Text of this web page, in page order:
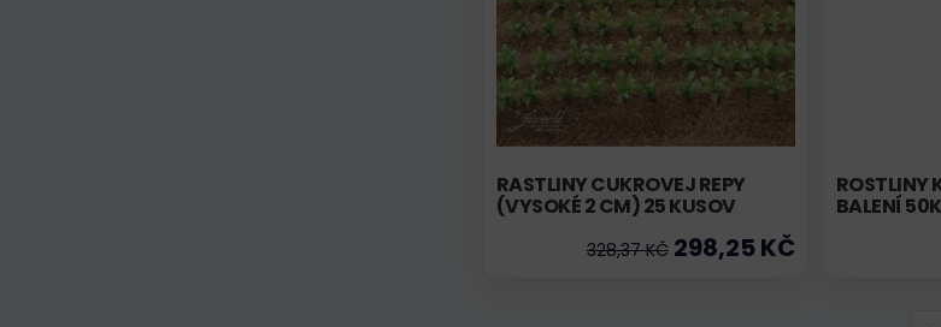
RASTLINY CUKROVEJ REPY
(VYSOKÉ 2 CM) 25 KUSOV
328,37 KČ298,25 KČ
ROSTLINY
BALENÍ